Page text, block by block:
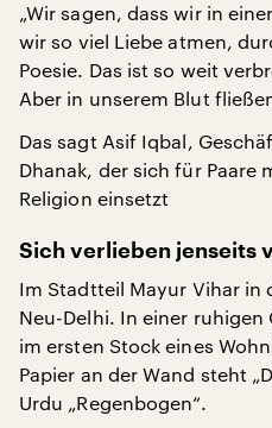
„Wir sagen, dass wir in
wir so viel Liebe atmen,
Poesie. Das ist so weit
Aber in unserem Blut
Das sagt Asif Iqbal,
Dhanak, der sich für Paare
Religion einsetzt
Sich verlieben jenseits
Im Stadtteil Mayur Vihar in
Neu-Delhi. In einer ruhigen
im ersten Stock eines
Papier an der Wand steht
Urdu „Regenbogen“.